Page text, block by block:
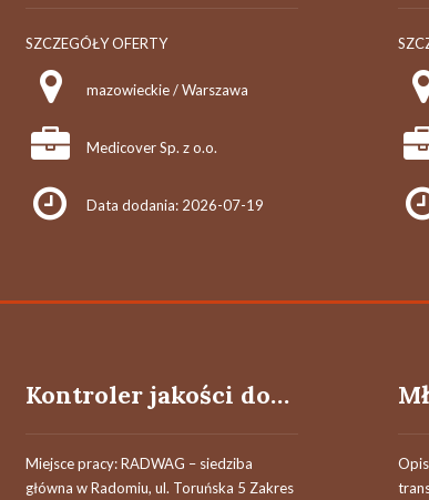
SZCZEGÓŁY OFERTY
mazowieckie / Warszawa
Medicover Sp. z o.o.
Data dodania: 2026-07-19
Kontroler jakości dostaw (K/M)
Miejsce pracy: RADWAG – siedziba
główna w Radomiu, ul. Toruńska 5 Zakres